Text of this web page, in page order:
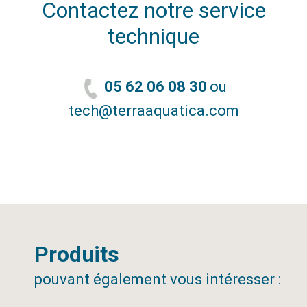
Contactez notre service
technique
05 62 06 08 30 ou
tech@terraaquatica.com
Produits
pouvant également vous intéresser :